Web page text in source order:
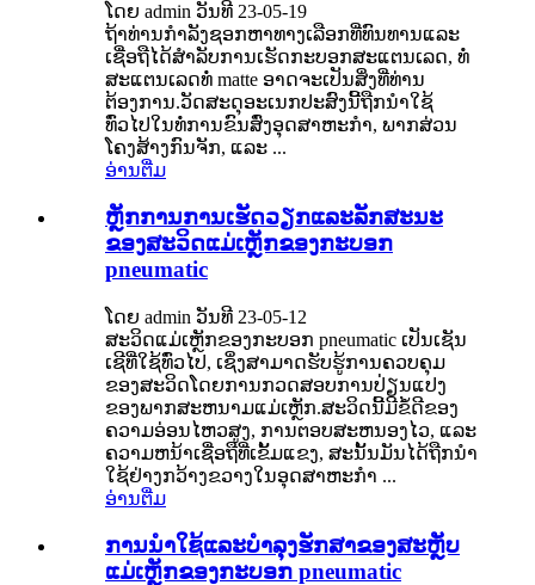
ໂດຍ admin ວັນທີ 23-05-19
ຖ້າທ່ານກໍາລັງຊອກຫາທາງເລືອກທີ່ທົນທານແລະ
ເຊື່ອຖືໄດ້ສໍາລັບການເຮັດກະບອກສະແຕນເລດ, ທໍ່
ສະແຕນເລດທໍ່ matte ອາດຈະເປັນສິ່ງທີ່ທ່ານ
ຕ້ອງການ.ວັດສະດຸອະເນກປະສົງນີ້ຖືກນໍາໃຊ້
ທົ່ວໄປໃນທໍ່ການຂົນສົ່ງອຸດສາຫະກໍາ, ພາກສ່ວນ
ໂຄງສ້າງກົນຈັກ, ແລະ ...
ອ່ານ​ຕື່ມ
ຫຼັກການການເຮັດວຽກແລະລັກສະນະ
ຂອງສະວິດແມ່ເຫຼັກຂອງກະບອກ
pneumatic
ໂດຍ admin ວັນທີ 23-05-12
ສະວິດແມ່ເຫຼັກຂອງກະບອກ pneumatic ເປັນເຊັນ
ເຊີທີ່ໃຊ້ທົ່ວໄປ, ເຊິ່ງສາມາດຮັບຮູ້ການຄວບຄຸມ
ຂອງສະວິດໂດຍການກວດສອບການປ່ຽນແປງ
ຂອງພາກສະຫນາມແມ່ເຫຼັກ.ສະວິດນີ້ມີຂໍ້ດີຂອງ
ຄວາມອ່ອນໄຫວສູງ, ການຕອບສະຫນອງໄວ, ແລະ
ຄວາມຫນ້າເຊື່ອຖືທີ່ເຂັ້ມແຂງ, ສະນັ້ນມັນໄດ້ຖືກນໍາ
ໃຊ້ຢ່າງກວ້າງຂວາງໃນອຸດສາຫະກໍາ ...
ອ່ານ​ຕື່ມ
ການນໍາໃຊ້ແລະບໍາລຸງຮັກສາຂອງສະຫຼັບ
ແມ່ເຫຼັກຂອງກະບອກ pneumatic